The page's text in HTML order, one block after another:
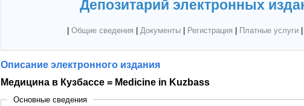
Депозитарий электронных
Общие сведения Документы| Регистрация Платные услуги|
Описание электронного издания
Медицина в Кузбассе = Medicine in Kuzbass
Основные сведения